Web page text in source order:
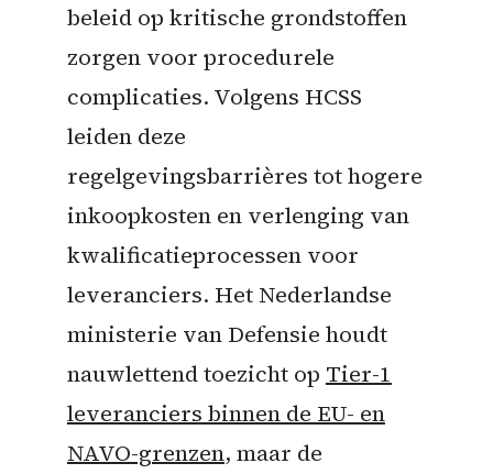
beleid op kritische grondstoffen
zorgen voor procedurele
complicaties. Volgens HCSS
leiden deze
regelgevingsbarrières tot hogere
inkoopkosten en verlenging van
kwalificatieprocessen voor
leveranciers. Het Nederlandse
ministerie van Defensie houdt
nauwlettend toezicht op Tier-1
leveranciers binnen de EU- en
NAVO-grenzen, maar de